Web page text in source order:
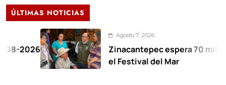
ÚLTIMAS NOTICIAS
Agosto 7, 2026
Zinacantepec espera 70 mil
el Festival del Mar